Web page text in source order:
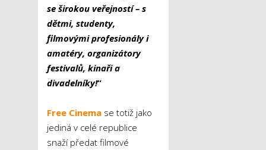
se širokou veřejností – s
dětmi, studenty,
filmovými profesionály i
amatéry, organizátory
festivalů, kinaři a
divadelníky!“
Free Cinema se totiž jako
jediná v celé republice
snaží předat filmové